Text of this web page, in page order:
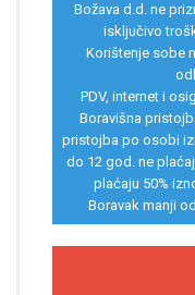
Božava d.d. ne
isključivo
Korištenje sobe
PDV, internet i
Boravišna
pristojba po osobi
do 12 god. ne
plaćaju 50%
Boravak manji